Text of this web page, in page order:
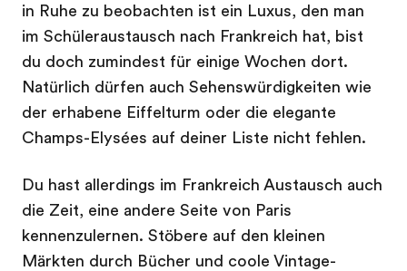
in Ruhe zu beobachten ist ein Luxus, den man
im Schüleraustausch nach Frankreich hat, bist
du doch zumindest für einige Wochen dort.
Natürlich dürfen auch Sehenswürdigkeiten wie
der erhabene Eiffelturm oder die elegante
Champs-Elysées auf deiner Liste nicht fehlen.
Du hast allerdings im Frankreich Austausch auch
die Zeit, eine andere Seite von Paris
kennenzulernen. Stöbere auf den kleinen
Märkten durch Bücher und coole Vintage-